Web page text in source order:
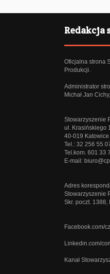
Oficjalna strona
Produkcji.
Administrator
Michał Jan Cichy,
Stowarzyszenie
ul. Krasińskiego
40-019 Katowice
Tel.: 32 256 55
Tel.kom. 601 33
E-mail:
Adres
Stowarzyszenie
Skr. poczt. 1388,
Facebook.com/
Linkedin.com/
Kanał